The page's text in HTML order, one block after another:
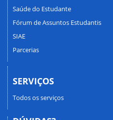
Saúde do Estudante
Fórum de Assuntos Estudantis
SIAE
Parcerias
SERVIÇOS
Todos os serviços